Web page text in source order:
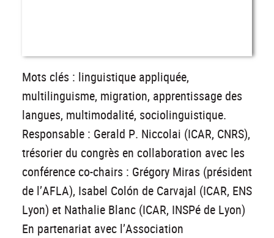
Mots clés : linguistique appliquée,
multilinguisme, migration, apprentissage des
langues, multimodalité, sociolinguistique.
Responsable : Gerald P. Niccolai (ICAR, CNRS),
trésorier du congrès en collaboration avec les
conférence co-chairs : Grégory Miras (président
de l’AFLA), Isabel Colón de Carvajal (ICAR, ENS
Lyon) et Nathalie Blanc (ICAR, INSPé de Lyon)
En partenariat avec l’Association